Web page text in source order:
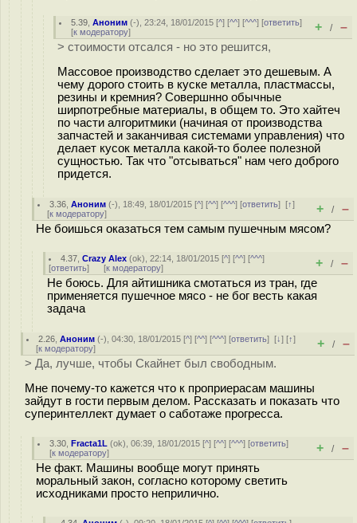
5.39 ,Аноним (-), 23:24, 18/01/2015 [^] [^^] [^^^] [ответить]
[к модератору] + / –
> стоимости отсался - но это решится,
Массовое производство сделает это дешевым. А
чему дорого стоить в куске металла, пластмассы,
резины и кремния? Совершнно обычные
ширпотребные материалы, в общем то. Это хайтеч
по части алгоритмики (начиная от производства
запчастей и заканчивая системами управления) что
делает кусок металла какой-то более полезной
сущностью. Так что "отсываться" нам чего доброго
придется.
3.36 ,Аноним (-), 18:49, 18/01/2015 [^] [^^] [^^^] [ответить][↑]
[к модератору] + / –
Не боишься оказаться тем самым пушечным мясом?
4.37 ,Crazy Alex (ok), 22:14, 18/01/2015 [^] [^^] [^^^]
[ответить] [к модератору] + / –
Не боюсь. Для айтишника смотаться из тран, где
применяется пушечное мясо - не бог весть какая
задача
2.26 ,Аноним (-), 04:30, 18/01/2015 [^] [^^] [^^^] [ответить][↓] [↑]
[к модератору] + / –
> Да, лучше, чтобы Скайнет был свободным.
Мне почему-то кажется что к проприерасам машины
зайдут в гости первым делом. Рассказать и показать что
суперинтеллект думает о саботаже прогресса.
3.30 ,Fracta1L (ok), 06:39, 18/01/2015 [^] [^^] [^^^] [ответить]
[к модератору] + / –
Не факт. Машины вообще могут принять
моральный закон, согласно которому светить
исходниками просто неприлично.